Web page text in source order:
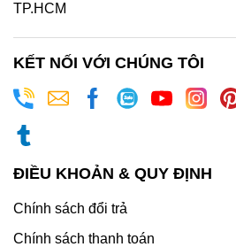
TP.HCM
KẾT NỐI VỚI CHÚNG TÔI
ĐIỀU KHOẢN & QUY ĐỊNH
Chính sách đổi trả
Chính sách thanh toán